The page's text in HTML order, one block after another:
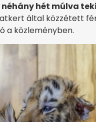
hét múlva
által közzétett
a közleményben.